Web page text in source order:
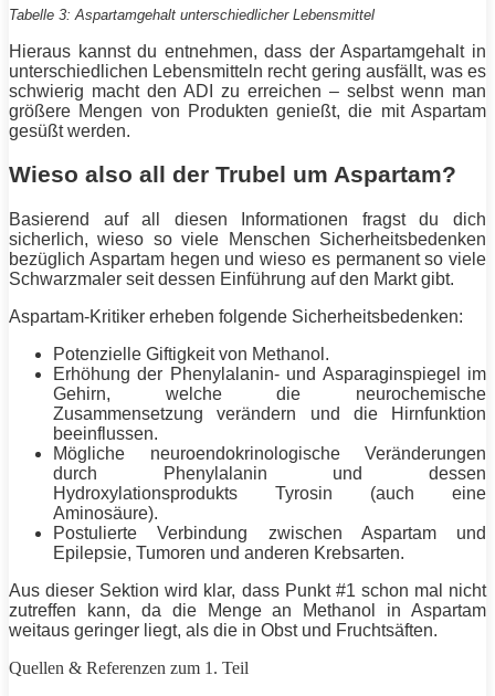
Tabelle 3: Aspartamgehalt unterschiedlicher Lebensmittel
Hieraus kannst du entnehmen, dass der Aspartamgehalt in
unterschiedlichen Lebensmitteln recht gering ausfällt, was es
schwierig macht den ADI zu erreichen – selbst wenn man
größere Mengen von Produkten genießt, die mit Aspartam
gesüßt werden.
Wieso also all der Trubel um Aspartam?
Basierend auf all diesen Informationen fragst du dich
sicherlich, wieso so viele Menschen Sicherheitsbedenken
bezüglich Aspartam hegen und wieso es permanent so viele
Schwarzmaler seit dessen Einführung auf den Markt gibt.
Aspartam-Kritiker erheben folgende Sicherheitsbedenken:
Potenzielle Giftigkeit von Methanol.
Erhöhung der Phenylalanin- und Asparaginspiegel im
Gehirn, welche die neurochemische
Zusammensetzung verändern und die Hirnfunktion
beeinflussen.
Mögliche neuroendokrinologische Veränderungen
durch Phenylalanin und dessen
Hydroxylationsprodukts Tyrosin (auch eine
Aminosäure).
Postulierte Verbindung zwischen Aspartam und
Epilepsie, Tumoren und anderen Krebsarten.
Aus dieser Sektion wird klar, dass Punkt #1 schon mal nicht
zutreffen kann, da die Menge an Methanol in Aspartam
weitaus geringer liegt, als die in Obst und Fruchtsäften.
Quellen & Referenzen zum 1. Teil